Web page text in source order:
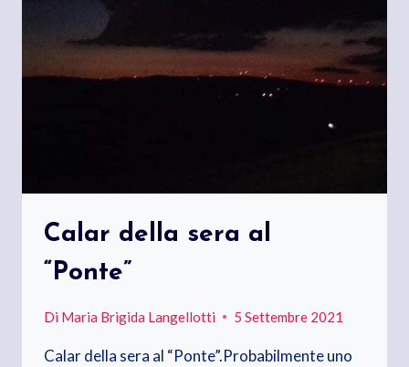
Calar della sera al
“Ponte”
Di Maria Brigida Langellotti 5 Settembre 2021
Calar della sera al “Ponte”.Probabilmente uno